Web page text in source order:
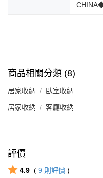
商品相關分類 (8)
居家收納 臥室收納
居家收納 客廳收納
評價
4.9 ( 9 則評價 )